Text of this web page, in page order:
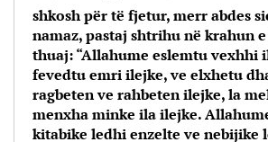
shkosh për të fjetur, merr abdes
namaz, pastaj shtrihu në krahun
thuaj: “Allahume eslemtu vexhhi
fevedtu emri ilejke, ve elxhetu
ragbeten ve rahbeten ilejke, la
menxha minke ila ilejke.
kitabike ledhi enzelte ve nebijike